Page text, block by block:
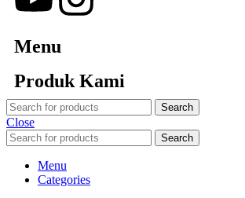
Menu
Produk Kami
Search
Close
Search
Menu
Categories